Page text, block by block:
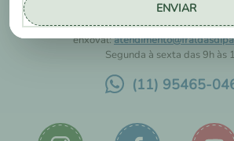
ENVIAR
FALE COM A GENTE
A Dipano tem um suporte exclusivo para
enxoval:
Segunda à sexta das 9h às
(11) 95465-